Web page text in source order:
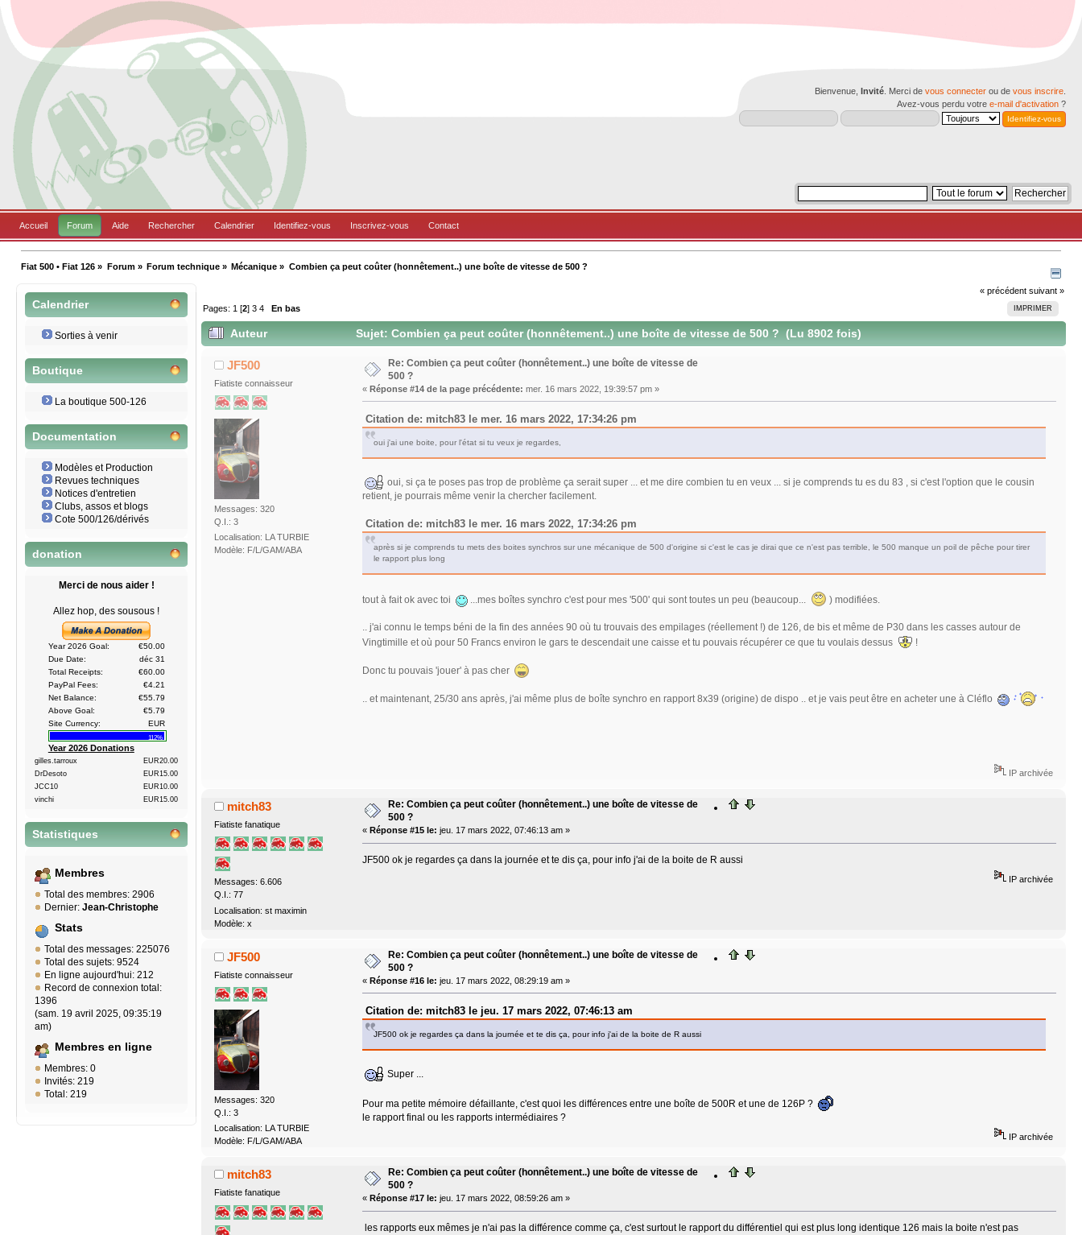
Bienvenue, Invité . Merci de vous connecter ou de vous inscrire
Avez-vous perdu votre e-mail d'activation ?
Accueil Forum Aide Rechercher Calendrier Identifiez-vous Inscrivez-vous Contact
Fiat 500 • Fiat 126 » Forum» Forum technique» Mécanique » Combien ça peut coûter (honnêtement..) une boîte de vitesse de 500 ?
Calendrier
Sorties à venir
Boutique
La boutique 500-126
Documentation
Modèles et Production
Revues techniques
Notices d'entretien
Clubs, assos et blogs
Cote 500/126/dérivés
donation
Merci de nous aider !
Allez hop, des sousous !
Year 2026 Goal:
€50.00
Due Date:
déc 31
Total Receipts:
€60.00
PayPal Fees:
€4.21
Net Balance:
€55.79
Above Goal:
€5.79
Site Currency:
EUR
112%
Year 2026 Donations
gilles.tarroux
EUR20.00
DrDesoto
EUR15.00
JCC10
EUR10.00
vinchi
EUR15.00
Statistiques
Membres
Total des membres: 2906
Dernier: Jean-Christophe
Stats
Total des messages: 225076
Total des sujets: 9524
En ligne aujourd'hui: 212
Record de connexion total:
1396
(sam. 19 avril 2025, 09:35:19
am)
Membres en ligne
Membres: 0
Invités: 219
Total: 219
« précédent suivant »
IMPRIMER
Pages: 1 [2]3 4 En bas
Auteur Sujet: Combien ça peut coûter (honnêtement..) une boîte de vitesse de 500 ? (Lu 8902 fois)
JF500
Fiatiste connaisseur
Messages: 320
Q.I.: 3
Localisation: LA TURBIE
Modèle: F/L/GAM/ABA
Re: Combien ça peut coûter (honnêtement..) une boîte de vitesse de
500 ?
« Réponse #14 de la page précédente: mer. 16 mars 2022, 19:39:57 pm »
Citation de: mitch83 le mer. 16 mars 2022, 17:34:26 pm
oui j'ai une boite, pour l'état si tu veux je regardes,
oui, si ça te poses pas trop de problème ça serait super ... et me dire combien tu en veux ... si je comprends tu es du 83 , si c'est l'option que le cousin
retient, je pourrais même venir la chercher facilement.
Citation de: mitch83 le mer. 16 mars 2022, 17:34:26 pm
après si je comprends tu mets des boites synchros sur une mécanique de 500 d'origine si c'est le cas je dirai que ce n'est pas terrible, le 500 manque un poil de pêche pour tirer
le rapport plus long
tout à fait ok avec toi ...mes boîtes synchro c'est pour mes '500' qui sont toutes un peu (beaucoup... ) modifiées.
.. j'ai connu le temps béni de la fin des années 90 où tu trouvais des empilages (réellement !) de 126, de bis et même de P30 dans les casses autour de
Vingtimille et où pour 50 Francs environ le gars te descendait une caisse et tu pouvais récupérer ce que tu voulais dessus
!
Donc tu pouvais 'jouer' à pas cher
.. et maintenant, 25/30 ans après, j'ai même plus de boîte synchro en rapport 8x39 (origine) de dispo .. et je vais peut être en acheter une à Cléflo
IP archivée
mitch83
Fiatiste fanatique
Messages: 6.606
Q.I.: 77
Localisation: st maximin
Modèle: x
Re: Combien ça peut coûter (honnêtement..) une boîte de vitesse de
500 ?
« Réponse #15 le: jeu. 17 mars 2022, 07:46:13 am »
JF500 ok je regardes ça dans la journée et te dis ça, pour info j'ai de la boite de R aussi
IP archivée
JF500
Fiatiste connaisseur
Messages: 320
Q.I.: 3
Localisation: LA TURBIE
Modèle: F/L/GAM/ABA
Re: Combien ça peut coûter (honnêtement..) une boîte de vitesse de
500 ?
« Réponse #16 le: jeu. 17 mars 2022, 08:29:19 am »
Citation de: mitch83 le jeu. 17 mars 2022, 07:46:13 am
JF500 ok je regardes ça dans la journée et te dis ça, pour info j'ai de la boite de R aussi
Super ...
Pour ma petite mémoire défaillante, c'est quoi les différences entre une boîte de 500R et une de 126P ?
le rapport final ou les rapports intermédiaires ?
IP archivée
mitch83
Fiatiste fanatique
Re: Combien ça peut coûter (honnêtement..) une boîte de vitesse de
500 ?
« Réponse #17 le: jeu. 17 mars 2022, 08:59:26 am »
les rapports eux mêmes je n'ai pas la différence comme ça, c'est surtout le rapport du différentiel qui est plus long identique 126 mais la boite n'est pas